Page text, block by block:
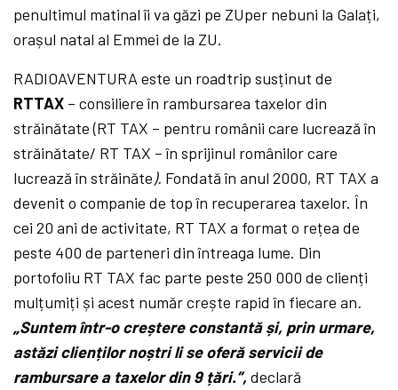
penultimul matinal îi va găzi pe ZUper nebuni la Galați,
orașul natal al Emmei de la ZU.
RADIOAVENTURA este un roadtrip susținut de
RTTAX – consiliere în rambursarea taxelor din
străinătate (RT TAX – pentru românii care lucrează în
străinătate/ RT TAX – în sprijinul românilor care
lucrează în străinăte). Fondată în anul 2000, RT TAX a
devenit o companie de top în recuperarea taxelor. În
cei 20 ani de activitate, RT TAX a format o rețea de
peste 400 de parteneri din întreaga lume. Din
portofoliu RT TAX fac parte peste 250 000 de clienți
mulțumiți și acest număr crește rapid în fiecare an.
„Suntem într-o creștere constantă și, prin urmare,
astăzi clienților noștri li se oferă servicii de
rambursare a taxelor din 9 țări.”,declară